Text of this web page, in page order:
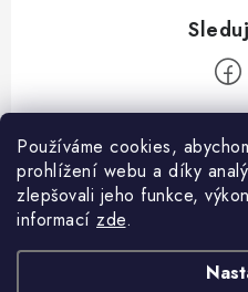
Používáme cookies,
prohlížení webu a díky
zlepšovali jeho funkce,
informací zde.
Z
Facebook